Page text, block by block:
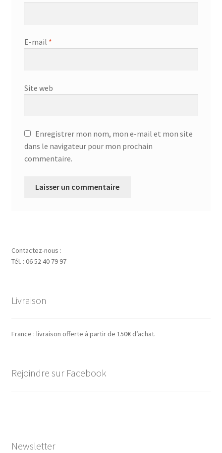
E-mail *
Site web
Enregistrer mon nom, mon e-mail et mon site
dans le navigateur pour mon prochain
commentaire.
Contactez-nous :
Tél. : 06 52 40 79 97
Livraison
France : livraison offerte à partir de 150€ d’achat.
Rejoindre sur Facebook
Newsletter